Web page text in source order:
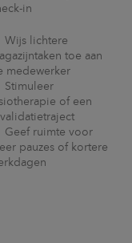
in
Wijs lichtere
toe aan
medewerker
Stimuleer
of een
Geef ruimte voor
pauzes of kortere